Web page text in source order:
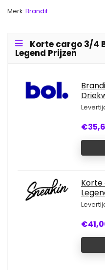
Merk: Brandit
Korte cargo 3/4
Legend Prijzen
Korte